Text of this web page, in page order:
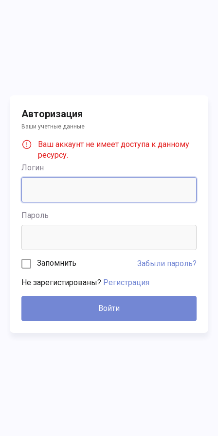
Авторизация
Ваши учетные данные
Ваш аккаунт не имеет доступа к данному
ресурсу.
Логин
Пароль
Запомнить Забыли пароль?
Не зарегистированы? Регистрация